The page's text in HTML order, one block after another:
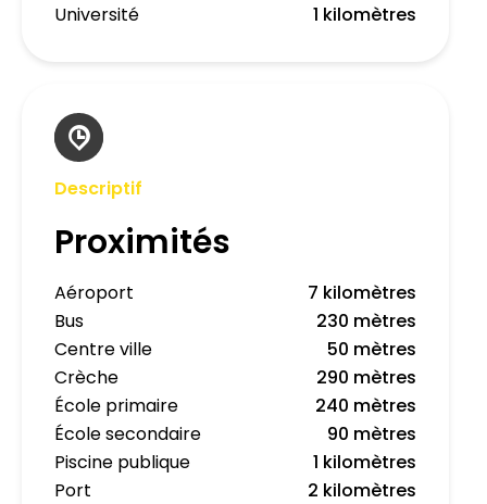
Université
1 kilomètres
Descriptif
Proximités
Aéroport
7 kilomètres
Bus
230 mètres
Centre ville
50 mètres
Crèche
290 mètres
École primaire
240 mètres
École secondaire
90 mètres
Piscine publique
1 kilomètres
Port
2 kilomètres